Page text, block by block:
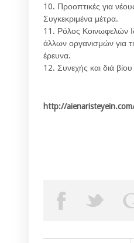
10. Προοπτικές για
Συγκεκριμένα μέτρα.
11. Ρόλος Κοινωφελών
άλλων οργανισμών για
έρευνα.
12. Συνεχής και διά
http://